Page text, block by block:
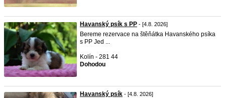
Havanský psík s PP - [4.8. 2026]
Bereme rezervace na štěňátka Havanského psíka
s PP Jed ...
Kolín - 281 44
Dohodou
Havanský psík - [4.8. 2026]